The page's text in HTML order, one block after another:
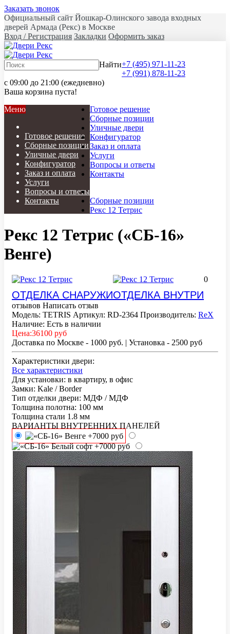
Заказать звонок
Официальный сайт Йошкар-Олинского завода входных
дверей Армада (Рекс) в Москве
Вход / Регистрация Закладки Оформить заказ
Найти+7 (495) 971-11-23
+7 (991) 878-11-23
с 09:00 до 21:00 (ежедневно)
Ваша корзина пуста!
Меню
Готовое решение
Сборные позиции
Уличные двери
Конфигуратор
Заказ и оплата
Услуги
Вопросы и ответы
Контакты
Готовое решение
Сборные позиции
Уличные двери
Конфигуратор
Заказ и оплата
Услуги
Вопросы и ответы
Контакты
Сборные позиции
Рекс 12 Тетрис
Рекс 12 Тетрис («СБ-16»
Венге)
ОТДЕЛКА СНАРУЖИОТДЕЛКА ВНУТРИ
0
отзывов Написать отзыв
Модель: TETRIS Артикул: RD-2364 Производитель: ReX
Наличие: Есть в наличии
Цена:36100 руб
Доставка по Москве - 1000 руб. | Установка - 2500 руб
Характеристики двери:
Все характеристики
Для установки: в квартиру, в офис
Замки: Kale / Border
Тип отделки двери: МДФ / МДФ
Толщина полотна: 100 мм
Толщина стали 1.8 мм
ВАРИАНТЫ ВНУТРЕННИХ ПАНЕЛЕЙ